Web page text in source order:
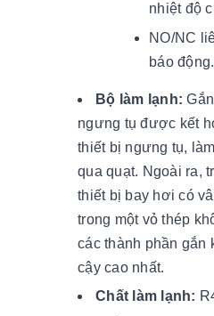
nhiệt độ
NO/NC
báo động.
Bộ làm lạnh:
ngưng tụ được kết
thiết bị ngưng tụ,
qua quạt. Ngoài ra,
thiết bị bay hơi có
trong một vỏ thép
các thành phần gắn
cậy cao nhất.
Chất làm lạnh: